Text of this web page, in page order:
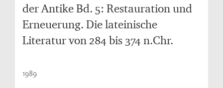
der Antike Bd. 5: Restauration und
Erneuerung. Die lateinische
Literatur von 284 bis 374 n.Chr.
1989